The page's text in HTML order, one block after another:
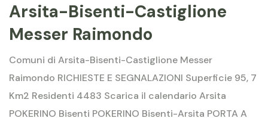
Arsita-Bisenti-Castiglione
Messer Raimondo
Comuni di Arsita-Bisenti-Castiglione Messer
Raimondo RICHIESTE E SEGNALAZIONI Superficie 95, 7
Km2 Residenti 4483 Scarica il calendario Arsita
POKERINO Bisenti POKERINO Bisenti-Arsita PORTA A